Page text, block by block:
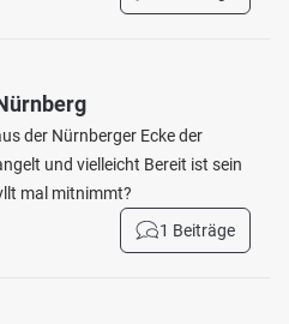
der Nürnberger Ecke der
und vielleicht Bereit ist sein
mal mitnimmt?
1 Beiträge